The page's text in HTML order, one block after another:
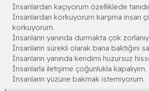
:
İnsanlardan kaçıyorum özelliklede
İnsanlardan korkuyorum karşıma insan
korkuyorum.
İnsanların yanında durmakta çok
İnsanların sürekli olarak bana baktığını
İnsanların yanında kendimi huzursuz
İnsanlarla iletişime çoğunlukla kapalıyım.
İnsanların yüzüne bakmak istemiyorum.